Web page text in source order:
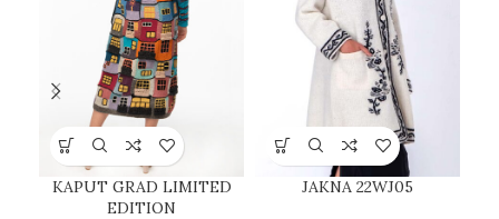
KAPUT GRAD LIMITED
EDITION
JAKNA 22WJ05